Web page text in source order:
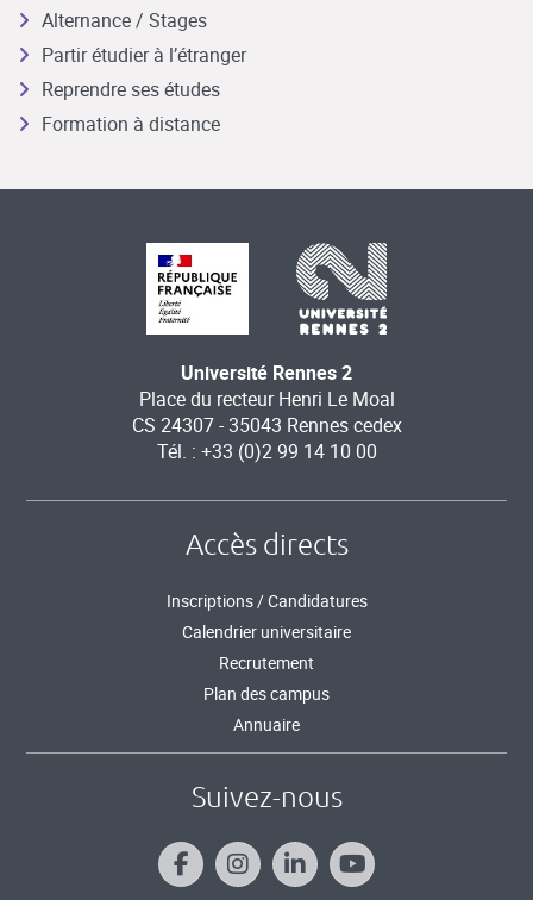
Alternance / Stages
Partir étudier à l’étranger
Reprendre ses études
Formation à distance
Université Rennes 2
Place du recteur Henri Le Moal
CS 24307 - 35043 Rennes cedex
Tél. : +33 (0)2 99 14 10 00
Accès directs
Inscriptions / Candidatures
Calendrier universitaire
Recrutement
Plan des campus
Annuaire
Suivez-nous